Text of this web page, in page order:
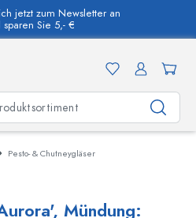
jetzt zum Newsletter an
sparen Sie 5,- €
Pesto- & Chutneygläser
Mündung: